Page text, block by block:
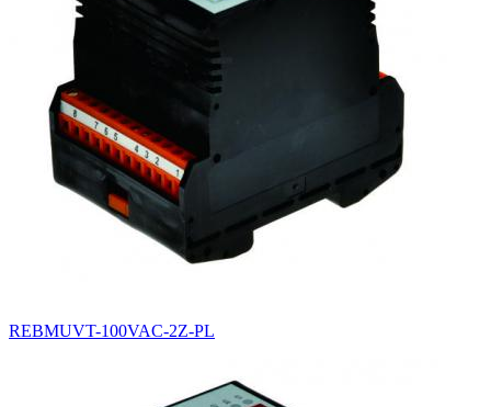
REBMUVT-100VAC-2Z-PL